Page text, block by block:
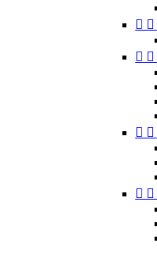
 
 
 
 